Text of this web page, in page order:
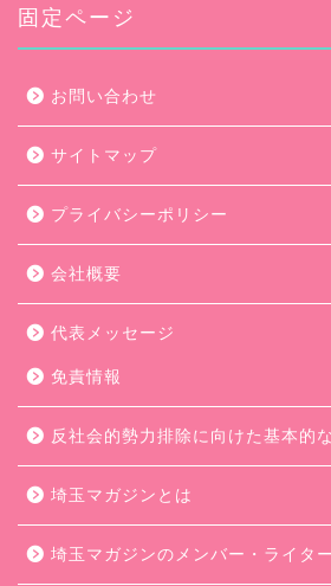
ブ
固定ページ
お問い合わせ
サイトマップ
プライバシーポリシー
会社概要
代表メッセージ
免責情報
反社会的勢力排除に向けた基本的
埼玉マガジンとは
埼玉マガジンのメンバー・ライタ